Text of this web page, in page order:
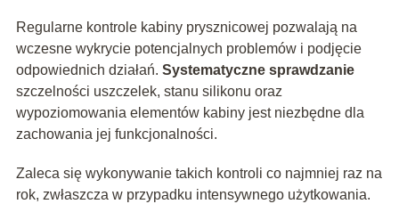
Regularne kontrole kabiny prysznicowej pozwalają na
wczesne wykrycie potencjalnych problemów i podjęcie
odpowiednich działań. Systematyczne sprawdzanie
szczelności uszczelek, stanu silikonu oraz
wypoziomowania elementów kabiny jest niezbędne dla
zachowania jej funkcjonalności.
Zaleca się wykonywanie takich kontroli co najmniej raz na
rok, zwłaszcza w przypadku intensywnego użytkowania.